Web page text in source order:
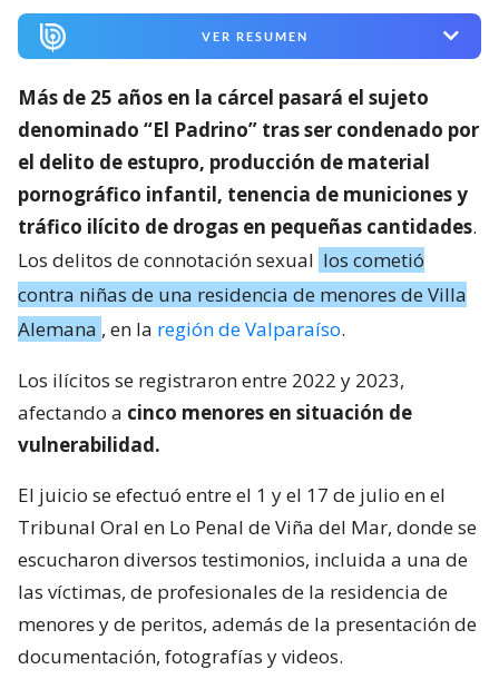
VER RESUMEN
Más de 25 años en la cárcel pasará el sujeto
denominado “El Padrino” tras ser condenado por
el delito de estupro, producción de material
pornográfico infantil, tenencia de municiones y
tráfico ilícito de drogas en pequeñas cantidades.
Los delitos de connotación sexual los cometió
contra niñas de una residencia de menores de Villa
Alemana , en la región de Valparaíso.
Los ilícitos se registraron entre 2022 y 2023,
afectando a cinco menores en situación de
vulnerabilidad.
El juicio se efectuó entre el 1 y el 17 de julio en el
Tribunal Oral en Lo Penal de Viña del Mar, donde se
escucharon diversos testimonios, incluida a una de
las víctimas, de profesionales de la residencia de
menores y de peritos, además de la presentación de
documentación, fotografías y videos.